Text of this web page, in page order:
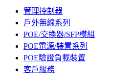
管理控制器
戶外無線系列
POE/交換器/SFP模組
POE電源/裝置系列
POE驗證負載裝置
客戶服務